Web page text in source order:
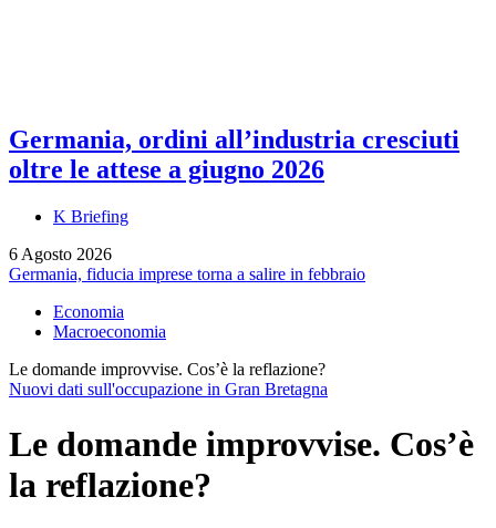
Germania, ordini all’industria cresciuti
oltre le attese a giugno 2026
K Briefing
6 Agosto 2026
Germania, fiducia imprese torna a salire in febbraio
Economia
Macroeconomia
Le domande improvvise. Cos’è la reflazione?
Nuovi dati sull'occupazione in Gran Bretagna
Le domande improvvise. Cos’è
la reflazione?